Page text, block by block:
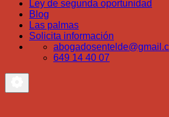
Ley de segunda oportunidad
Blog
Las palmas
Solicita información
649 14 40 07